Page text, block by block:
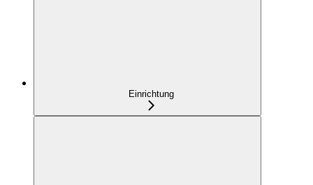
Einrichtung